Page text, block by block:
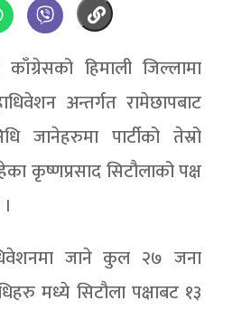
हिमाली जिल्लामा
अन्तर्गत रामेछापबाट
जानेहरुमा पार्टीको तेस्रो
कृष्णप्रसाद सिटौलाको पक्ष
जाने कुल २७ जना
मध्ये सिटौला पक्षाबट १३